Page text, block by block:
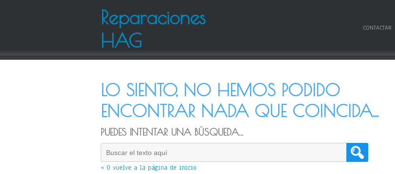
Reparaciones
HAG
CONTACTAR
LO SIENTO, NO HEMOS PODIDO
ENCONTRAR NADA QUE COINCIDA...
PUEDES INTENTAR UNA BÚSQUEDA...
« O vuelve a la página de inicio